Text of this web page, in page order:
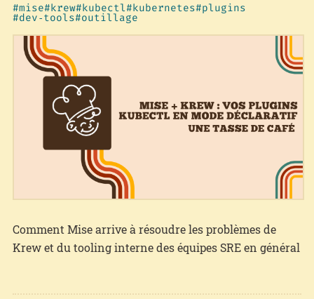
mise krew kubectl kubernetes plugins
dev‑tools outillage
Comment Mise arrive à résoudre les problèmes de
Krew et du tooling interne des équipes SRE en général